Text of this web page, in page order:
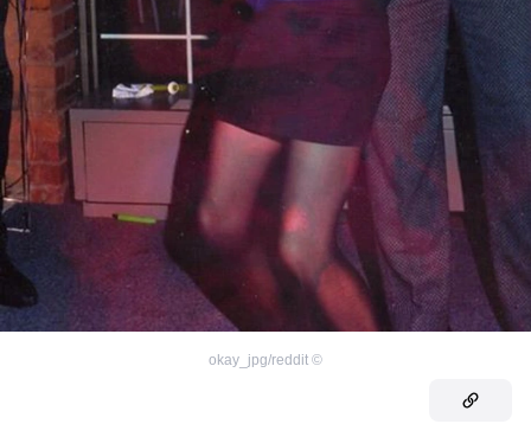
©
okay_jpg/reddit